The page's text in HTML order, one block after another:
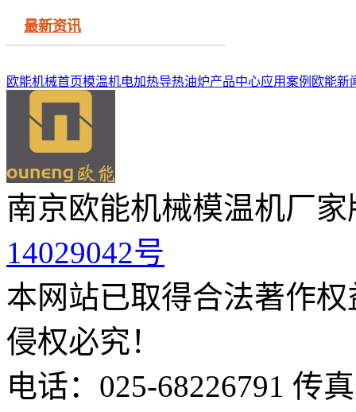
最新资讯
欧能机械首页模温机电加热导热油炉产品中心应用案例 欧能新
南京欧能机械模温机厂
14029042号
本网站已取得合法著作
侵权必究！
电话：025-68226791 传